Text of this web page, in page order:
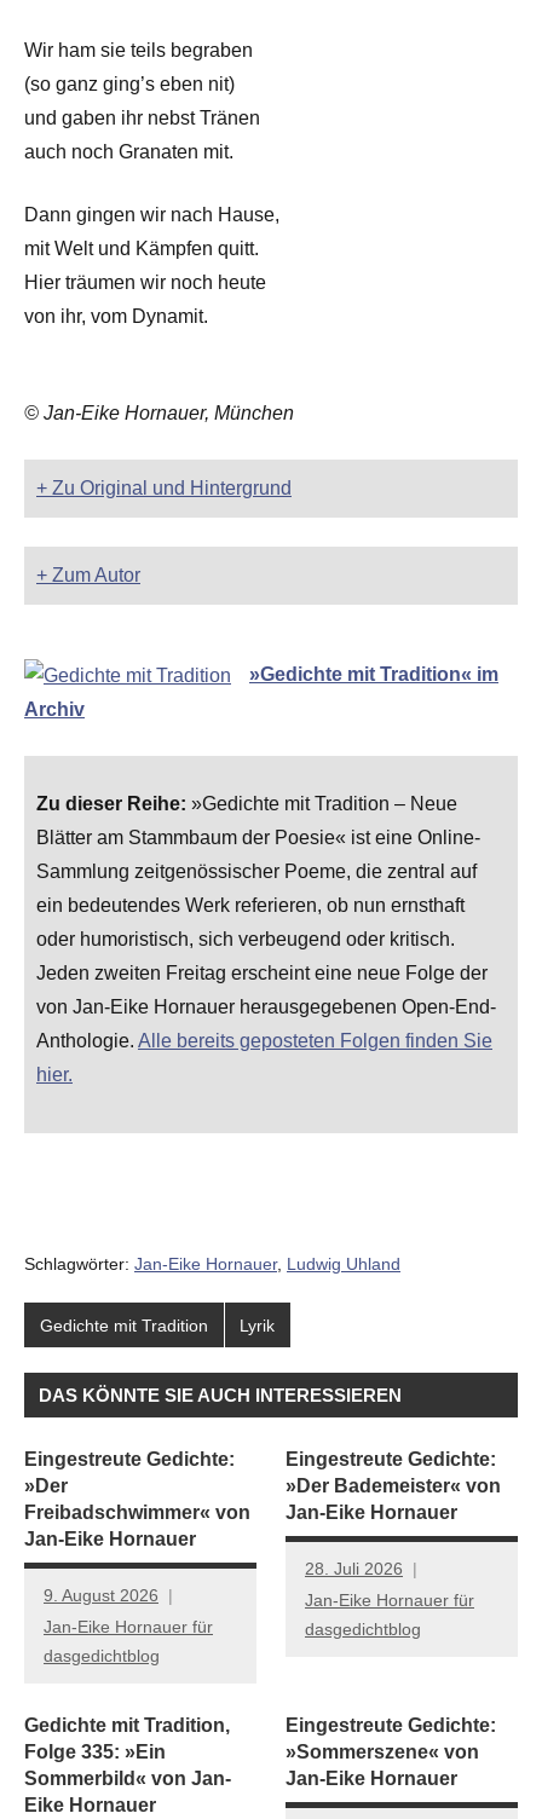
Wir ham sie teils begraben
(so ganz ging’s eben nit)
und gaben ihr nebst Tränen
auch noch Granaten mit.
Dann gingen wir nach Hause,
mit Welt und Kämpfen quitt.
Hier träumen wir noch heute
von ihr, vom Dynamit.
© Jan-Eike Hornauer, München
+ Zu Original und Hintergrund
+ Zum Autor
»Gedichte mit Tradition« im
Archiv
Zu dieser Reihe: »Gedichte mit Tradition – Neue
Blätter am Stammbaum der Poesie« ist eine Online-
Sammlung zeitgenössischer Poeme, die zentral auf
ein bedeutendes Werk referieren, ob nun ernsthaft
oder humoristisch, sich verbeugend oder kritisch.
Jeden zweiten Freitag erscheint eine neue Folge der
von Jan-Eike Hornauer herausgegebenen Open-End-
Anthologie. Alle bereits geposteten Folgen finden Sie
hier.
Schlagwörter: Jan-Eike Hornauer, Ludwig Uhland
Gedichte mit Tradition Lyrik
DAS KÖNNTE SIE AUCH INTERESSIEREN
Eingestreute Gedichte:
»Der
Freibadschwimmer« von
Jan-Eike Hornauer
9. August 2026
Jan-Eike Hornauer für
dasgedichtblog
Eingestreute Gedichte:
»Der Bademeister« von
Jan-Eike Hornauer
28. Juli 2026
Jan-Eike Hornauer für
dasgedichtblog
Gedichte mit Tradition,
Folge 335: »Ein
Sommerbild« von Jan-
Eike Hornauer
Eingestreute Gedichte:
»Sommerszene« von
Jan-Eike Hornauer